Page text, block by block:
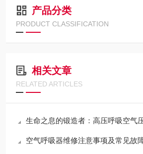
产品分类
PRODUCT CLASSIFICATION
相关文章
RELATED ARTICLES
生命之息的锻造者：高压呼吸空气压缩机如何以多
空气呼吸器维修注意事项及常见故